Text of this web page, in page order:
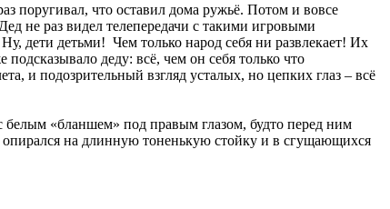
поругивал, что оставил дома ружьё. Потом и вовсе
не раз видел телепередачи с такими игровыми
дети детьми! Чем только народ себя ни развлекает! Их
деду: всё, чем он себя только что
и подозрительный взгляд усталых, но цепких глаз – всё
белым «бланшем» под правым глазом, будто перед ним
опирался на длинную тоненькую стойку и в сгущающихся